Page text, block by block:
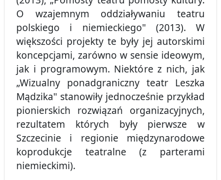
O wzajemnym oddziaływaniu teatru
polskiego i niemieckiego" (2013). W
większości projekty te były jej autorskimi
koncepcjami, zarówno w sensie ideowym,
jak i programowym. Niektóre z nich, jak
„Wizualny ponadgraniczny teatr Leszka
Mądzika" stanowiły jednocześnie przykład
pionierskich rozwiązań organizacyjnych,
rezultatem których były pierwsze w
Szczecinie i regionie międzynarodowe
koprodukcje teatralne (z parterami
niemieckimi).